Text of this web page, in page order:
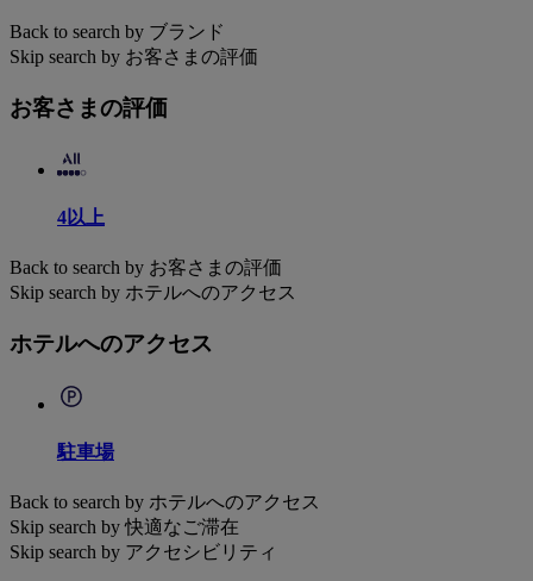
Back to search by ブランド
Skip search by お客さまの評価
お客さまの評価
4以上
Back to search by お客さまの評価
Skip search by ホテルへのアクセス
ホテルへのアクセス
駐車場
Back to search by ホテルへのアクセス
Skip search by 快適なご滞在
Skip search by アクセシビリティ